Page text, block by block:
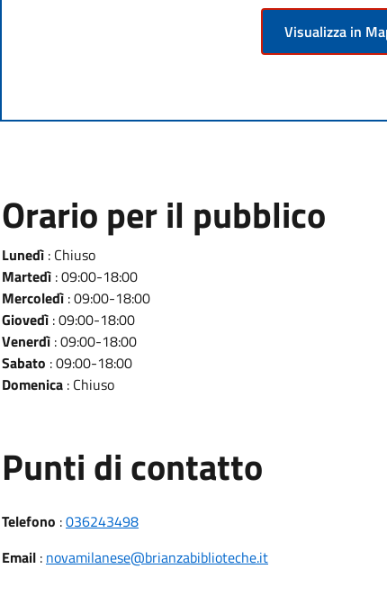
Visualizza in
Orario per il pubblico
Lunedì: Chiuso
Martedì: 09:00-18:00
Mercoledì: 09:00-18:00
Giovedì: 09:00-18:00
Venerdì: 09:00-18:00
Sabato : 09:00-18:00
Domenica: Chiuso
Punti di contatto
Telefono :036243498
Email: novamilanese@brianzabiblioteche.it